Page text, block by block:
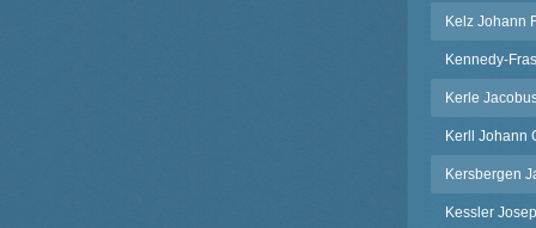
Kelz Johann
Kennedy-
Kerle
Kerll Johann
Kersbergen
Kessler